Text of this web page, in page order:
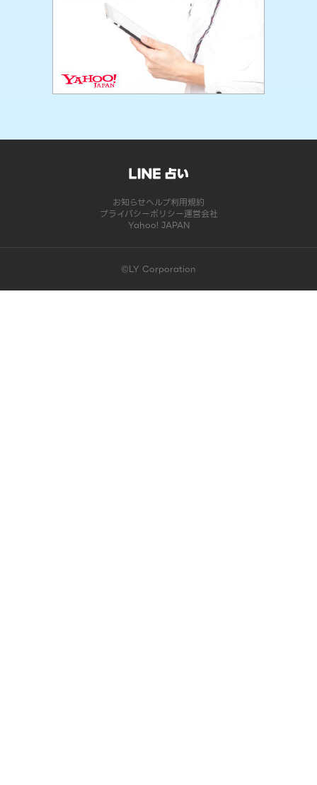
お知らせヘルプ利用規約
プライバシーポリシー運営会社
Yahoo! JAPAN
©LY Corporation
このコンテンツは掲載が終了しました | LINE占い